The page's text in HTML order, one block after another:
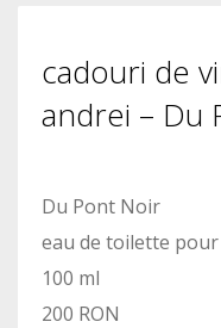
3805
cadouri de
andrei – Du
Du Pont Noir
eau de toilette
100 ml
200 RON